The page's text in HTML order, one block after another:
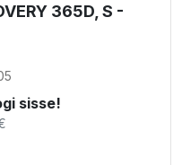
365D, S -
sisse!